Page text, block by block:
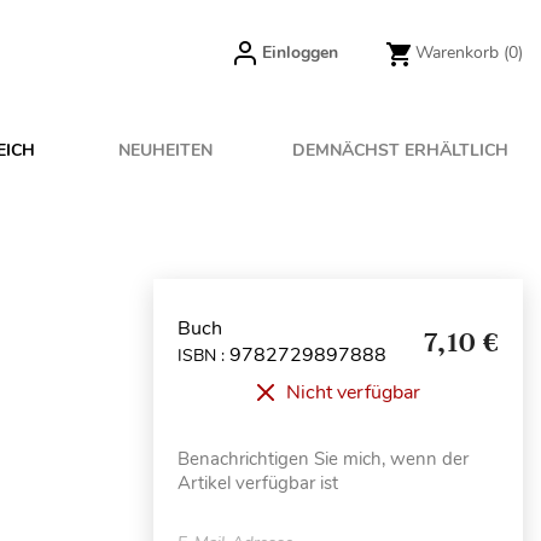
Einloggen Warenkorb (0)
NEUHEITEN DEMNÄCHST ERHÄLTLICH
Buch
ISBN : 9782729897888 7,10 €
Nicht verfügbar
Benachrichtigen Sie mich, wenn der
Artikel verfügbar ist